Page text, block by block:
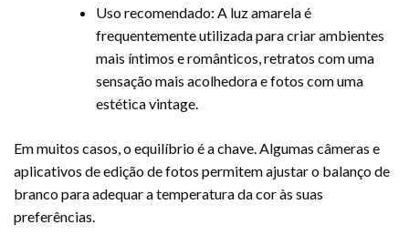
Uso recomendado: A luz amarela é
frequentemente utilizada para criar ambientes
mais íntimos e românticos, retratos com uma
sensação mais acolhedora e fotos com uma
estética vintage.
Em muitos casos, o equilíbrio é a chave. Algumas câmeras e
aplicativos de edição de fotos permitem ajustar o balanço de
branco para adequar a temperatura da cor às suas
preferências.